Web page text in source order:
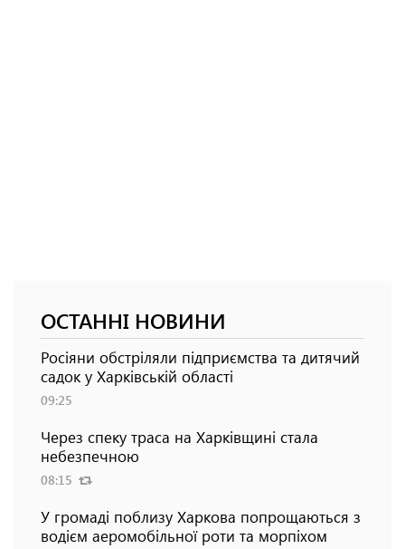
ОСТАННІ НОВИНИ
Росіяни обстріляли підприємства та дитячий
садок у Харківській області
09:25
Через спеку траса на Харківщині стала
небезпечною
08:15
У громаді поблизу Харкова попрощаються з
водієм аеромобільної роти та морпіхом